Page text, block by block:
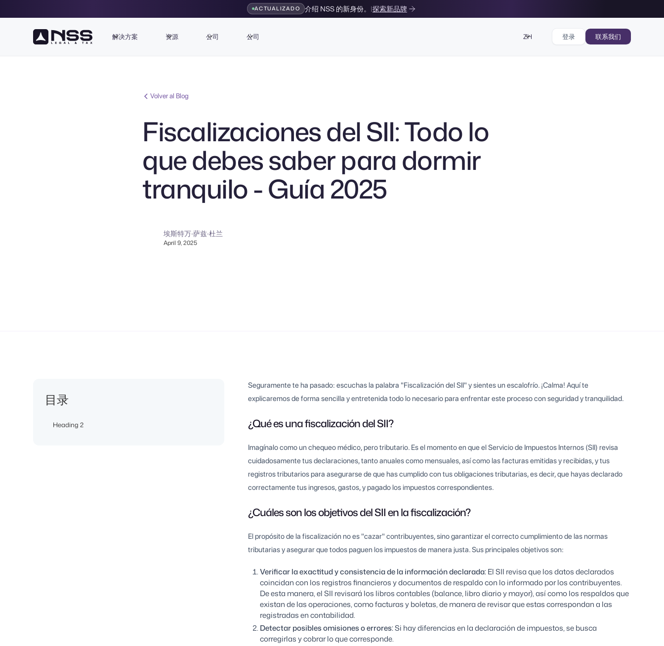
ACTUALIZADO 介绍 NSS 的新身份。 |探索新品牌
解决方案 资源 公司 公司 ZH 登录 联系我们
Volver al Blog
Fiscalizaciones del SII: Todo lo
que debes saber para dormir
tranquilo - Guía 2025
埃斯特万·萨兹·杜兰
April 9, 2025
目录
Heading 2
Seguramente te ha pasado: escuchas la palabra "Fiscalización del SII" y sientes un escalofrío. ¡Calma! Aquí te
explicaremos de forma sencilla y entretenida todo lo necesario para enfrentar este proceso con seguridad y tranquilidad.
¿Qué es una fiscalización del SII?
Imagínalo como un chequeo médico, pero tributario. Es el momento en que el Servicio de Impuestos Internos (SII) revisa
cuidadosamente tus declaraciones, tanto anuales como mensuales, así como las facturas emitidas y recibidas, y tus
registros tributarios para asegurarse de que has cumplido con tus obligaciones tributarias, es decir, que hayas declarado
correctamente tus ingresos, gastos, y pagado los impuestos correspondientes.
¿Cuáles son los objetivos del SII en la fiscalización?
El propósito de la fiscalización no es "cazar" contribuyentes, sino garantizar el correcto cumplimiento de las normas
tributarias y asegurar que todos paguen los impuestos de manera justa. Sus principales objetivos son:
Verificar la exactitud y consistencia de la información declarada:El SII revisa que los datos declarados
coincidan con los registros financieros y documentos de respaldo con lo informado por los contribuyentes.
De esta manera, el SII revisará los libros contables (balance, libro diario y mayor), así como los respaldos que
existan de las operaciones, como facturas y boletas, de manera de revisar que estas correspondan a las
registradas en contabilidad.
Detectar posibles omisiones o errores:Si hay diferencias en la declaración de impuestos, se busca
corregirlas y cobrar lo que corresponde.